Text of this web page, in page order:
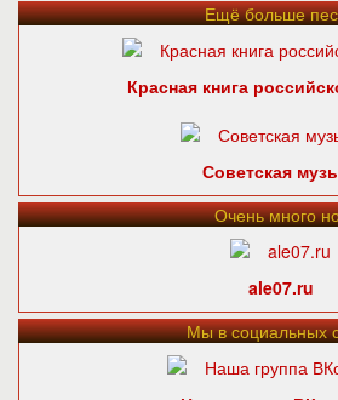
Ещё больше
Красная книга
Советская
Очень много
ale07.ru
Мы в социальных